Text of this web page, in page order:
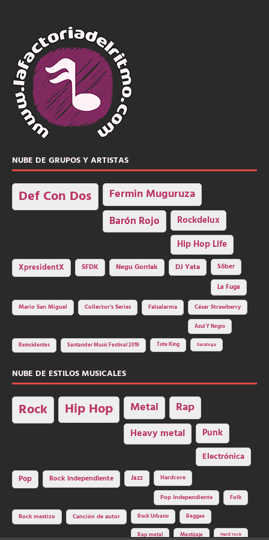
NUBE DE GRUPOS Y ARTISTAS
Def Con Dos Fermin Muguruza
Barón Rojo Rockdelux
Hip Hop Life
XpresidentX SFDK Negu Gorriak DJ Yata
Sôber
La Fuga
Mario San Miguel
Collector's Series Falsalarma César Strawberry
Azul Y Negro
Reincidentes Santander Music Festival 2019 Tote King Saratoga
NUBE DE ESTILOS MUSICALES
Rock Hip Hop Metal Rap
Heavy metal Punk
Electrónica
Pop Rock independiente Jazz Hardcore
Pop Independiente Folk
Rock mestizo Canción de autor Rock Urbano Reggae
Rap metal Mestizaje Hard rock